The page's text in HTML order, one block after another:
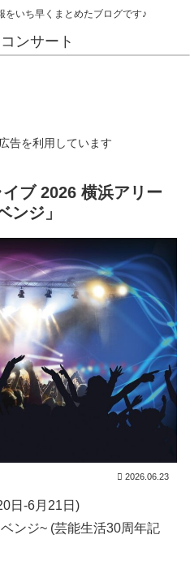
をいち早くまとめたブログです♪
ンサート
告を利用しています
イブ 2026 横浜アリー
ンジ」
2026.06.23
日-6月21日)
ンジ~ (芸能生活30周年記